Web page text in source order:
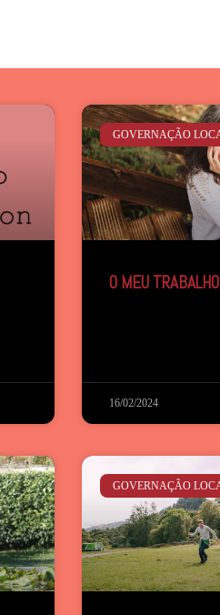
GOVERNAÇÃO
O MEU TRABALHO
16/02/2024
GOVERNAÇÃO